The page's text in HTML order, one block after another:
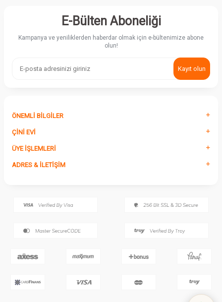
E-Bülten Aboneliği
Kampanya ve yeniliklerden haberdar olmak için e-bültenimize abone
olun!
Kayıt olun
ÖNEMLI BILGILER
ÇINI EVI
ÜYE İŞLEMLERI
ADRES & İLETIŞIM